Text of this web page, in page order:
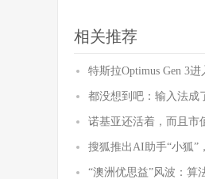
相关推荐
特斯拉Optimus Gen 3
都没想到吧：输入法成
诺基亚还活着，而且市
搜狐推出AI助手“小狐”
“澳洲优思益”风波：算